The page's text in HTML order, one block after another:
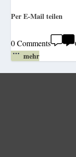
Per E-Mail teilen
0 Comments
mehr